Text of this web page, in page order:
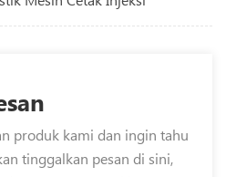
produk kami dan ingin tahu
tinggalkan pesan di sini,